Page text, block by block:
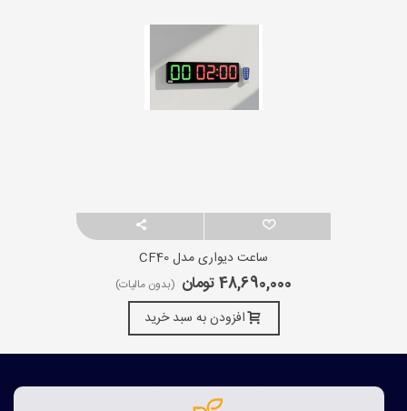
ساعت دیواری مدل CF40
48,690,000 تومان (بدون مالیات)
افزودن به سبد خرید